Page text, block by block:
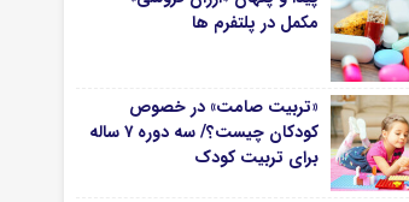
مکمل در پلتفرم ها
«تربیت صامت» در خصوص
کودکان چیست؟/ سه دوره ۷ ساله
برای تربیت کودک